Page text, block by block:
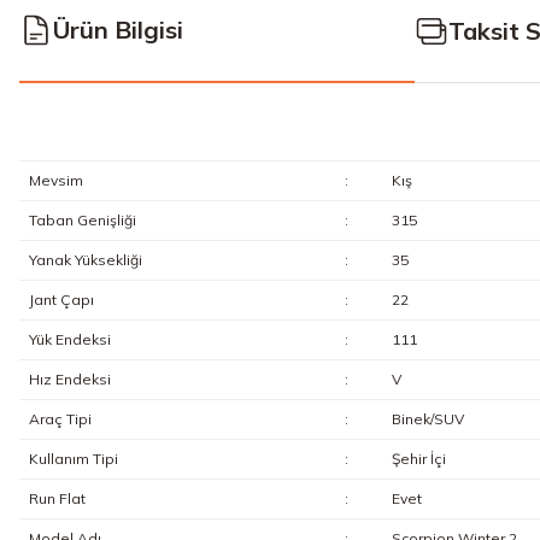
Ürün Bilgisi Taksit
Mevsim : Kış
Taban Genişliği : 315
Yanak Yüksekliği : 35
Jant Çapı : 22
Yük Endeksi : 111
Hız Endeksi : V
Araç Tipi : Binek/SUV
Kullanım Tipi : Şehir İçi
Run Flat : Evet